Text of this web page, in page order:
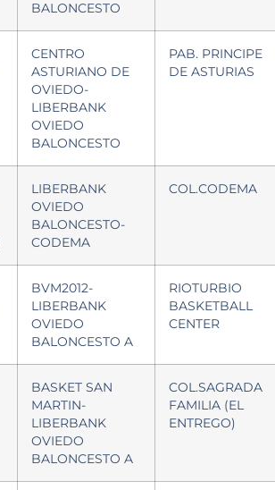
BALONCESTO
CENTRO
ASTURIANO DE
OVIEDO-
LIBERBANK
OVIEDO
BALONCESTO
PAB. PRINCIPE
DE ASTURIAS
LIBERBANK
OVIEDO
BALONCESTO-
CODEMA
COL.CODEMA
BVM2012-
LIBERBANK
OVIEDO
BALONCESTO A
RIOTURBIO
BASKETBALL
CENTER
BASKET SAN
MARTIN-
LIBERBANK
OVIEDO
BALONCESTO A
COL.SAGRADA
FAMILIA (EL
ENTREGO)